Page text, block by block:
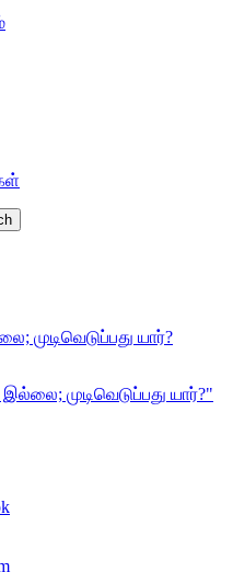
முடிவெடுப்பது யார்?
முடிவெடுப்பது யார்?"